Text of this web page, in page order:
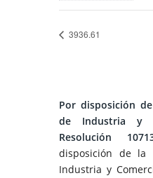
3936.61
Por disposición
de Industria y
Resolución
disposición de la
Industria y